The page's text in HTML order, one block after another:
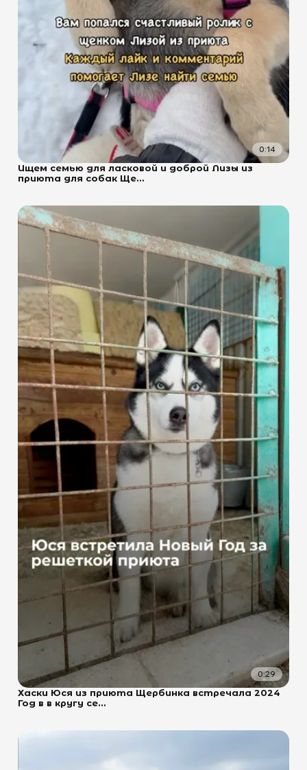
0:14
Ищем семью для ласковой и доброй Лизы из
приюта для собак Ще...
0:29
Хаски Юся из приюта Щербинка встречала 2024
Год в в кругу се...